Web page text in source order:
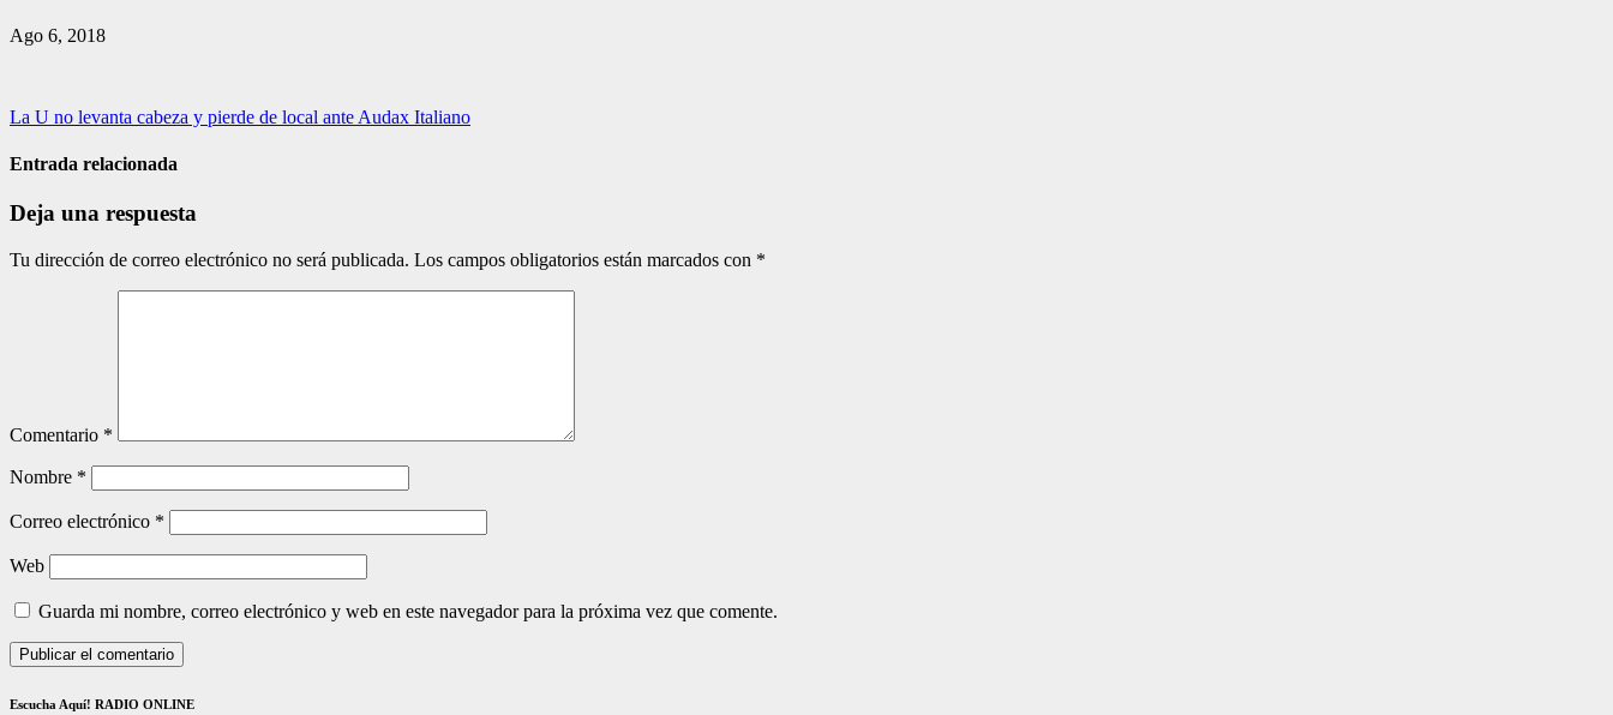
Ago 6, 2018
Navegación
de
La U no levanta cabeza y pierde de local ante Audax Italiano
Entrada relacionada
Deja una respuesta
Tu dirección de correo electrónico no será publicada. Los campos obligatorios están marcados con *
Comentario *
Nombre *
Correo electrónico *
Web
Guarda mi nombre, correo electrónico y web en este navegador para la próxima vez que comente.
Escucha Aquí! RADIO ONLINE